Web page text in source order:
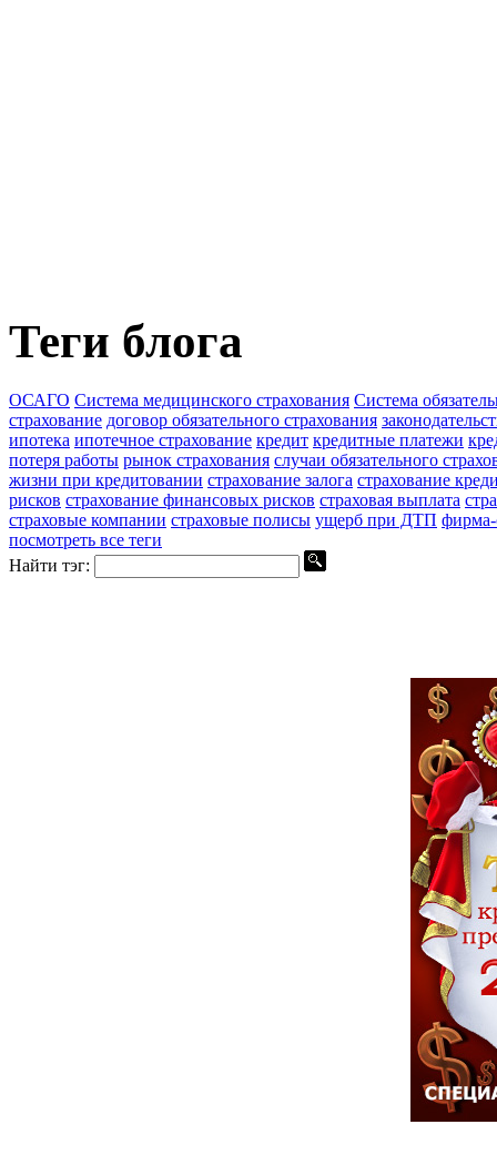
Теги блога
ОСАГО Система медицинского страхования Система
страхование договор обязательного страхования
ипотека ипотечное страхование кредит кредитные платежи
потеря работы рынок страхования случаи обязательного
жизни при кредитовании страхование залога страхование
рисков страхование финансовых рисков страховая выплата
страховые компании страховые полисы ущерб при ДТП
посмотреть все теги
Найти тэг: